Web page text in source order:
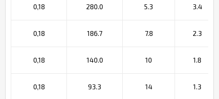
0,18 280.0 5.3 3.4
0,18 186.7 7.8 2.3
0,18 140.0 10 1.8
0,18 93.3 14 1.3